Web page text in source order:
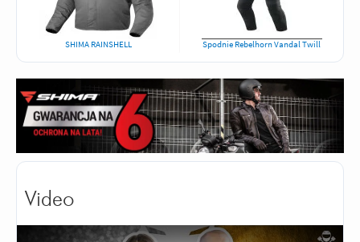
SHIMA RAINSHELL Spodnie Rebelhorn Vandal Twill
Video